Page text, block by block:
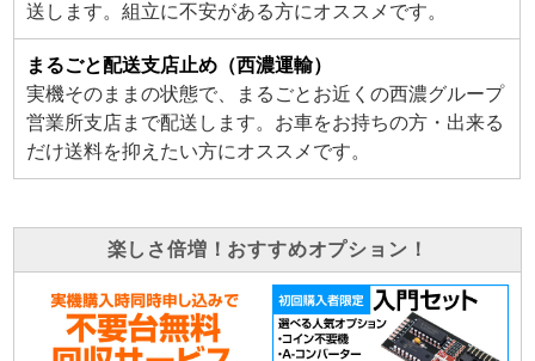
送します。組立に不安がある方にオススメです。
まるごと配送支店止め（西濃運輸）
実機そのままの状態で、まるごとお近くの西濃グループ
営業所支店まで配送します。お車をお持ちの方・出来る
だけ送料を抑えたい方にオススメです。
楽しさ倍増！おすすめオプション！